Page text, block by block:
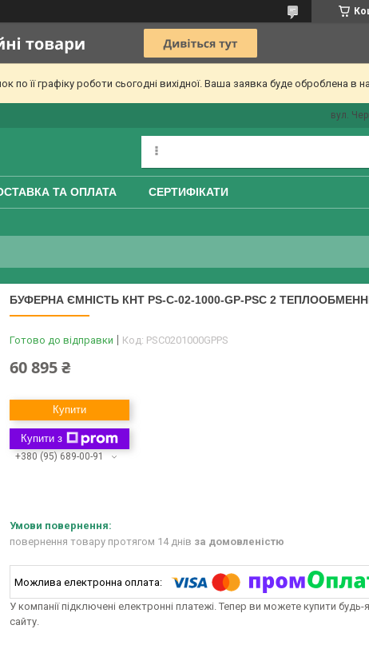
її графіку роботи сьогодні вихідної. Ваша заявка буде оброблена в
вул.
ТА ОПЛАТА СЕРТИФІКАТИ
БУФЕРНА ЄМНІСТЬ КНТ PS-C-02-1000-GP-PSC 2
Готово до відправки Код: PSC0201000GPPS
60 895 ₴
Купити
Купити з
+380 (95) 689-00-91
повернення товару протягом 14 днів за домовленістю
У компанії підключені електронні платежі. Тепер ви можете купити
сайту.